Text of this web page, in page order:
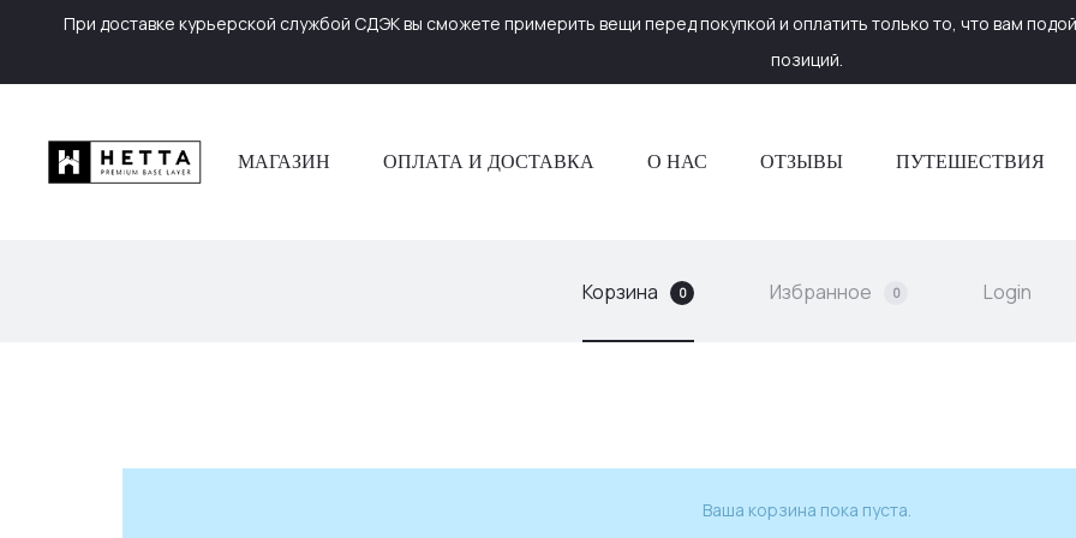
При доставке курьерской службой СДЭК вы сможете примерить вещи перед покупкой и оплатить только то, что вам
позиций.
МАГАЗИН ОПЛАТА И ДОСТАВКА О НАС ОТЗЫВЫ ПУТЕШЕСТВИЯ
Корзина 0 Избранное 0 Login
К
Ваша корзина пока пуста.